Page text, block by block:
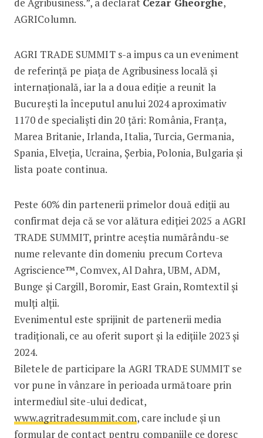
AGRIColumn.
AGRI TRADE SUMMIT s-a impus ca un eveniment
de referință pe piața de Agribusiness locală și
internațională, iar la a doua ediție a reunit la
București la începutul anului 2024 aproximativ
1170 de specialiști din 20 țări: România, Franța,
Marea Britanie, Irlanda, Italia, Turcia, Germania,
Spania, Elveția, Ucraina, Șerbia, Polonia, Bulgaria și
lista poate continua.
Peste 60% din partenerii primelor două ediții au
confirmat deja că se vor alătura ediției 2025 a AGRI
TRADE SUMMIT, printre aceștia numărându-se
nume relevante din domeniu precum Corteva
Agriscience™, Comvex, Al Dahra, UBM, ADM,
Bunge și Cargill, Boromir, East Grain, Romtextil și
mulți alții.
Evenimentul este sprijinit de partenerii media
tradiționali, ce au oferit suport și la edițiile 2023 și
2024.
Biletele de participare la AGRI TRADE SUMMIT se
vor pune în vânzare în perioada următoare prin
intermediul site-ului dedicat,
www.agritradesummit.com, care include și un
formular de contact pentru companiile ce doresc